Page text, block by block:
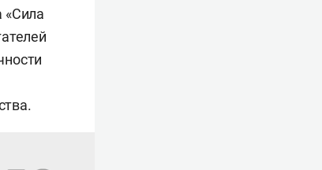
«Сила